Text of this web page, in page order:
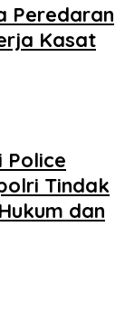
Peredaran
Kasat
Police
Tindak
dan